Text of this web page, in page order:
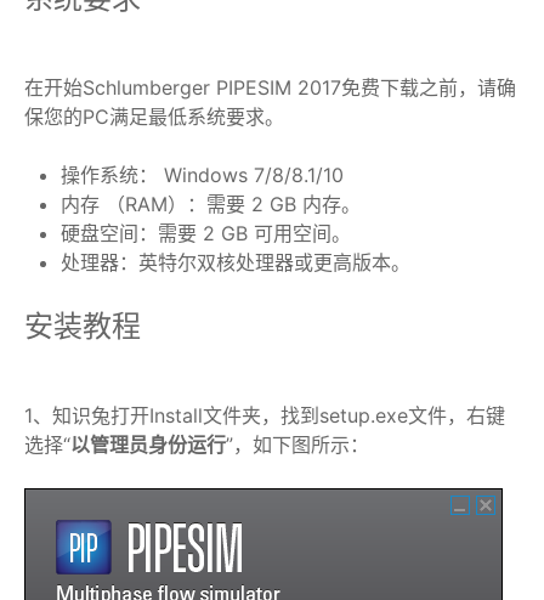
在开始Schlumberger PIPESIM 2017免费下载之前，请确
保您的PC满足最低系统要求。
操作系统： Windows 7/8/8.1/10
内存 （RAM）：需要 2 GB 内存。
硬盘空间：需要 2 GB 可用空间。
处理器：英特尔双核处理器或更高版本。
安装教程
1、知识兔打开Install文件夹，找到setup.exe文件，右键
选择“以管理员身份运行”，如下图所示：